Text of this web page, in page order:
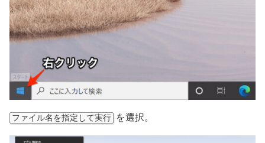
ファイル名を指定して実行 を選択。